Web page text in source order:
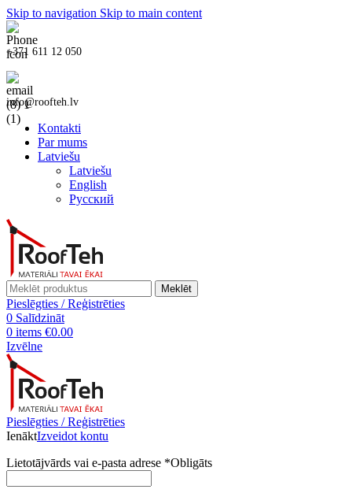
Skip to navigation Skip to main content
+371 611 12 050
info@roofteh.lv
Kontakti
Par mums
Latviešu
Latviešu
English
Русский
Meklēt
Pieslēgties / Reģistrēties
0 Salīdzināt
0 items €0.00
Izvēlne
Pieslēgties / Reģistrēties
IenāktIzveidot kontu
Lietotājvārds vai e-pasta adrese *Obligāts